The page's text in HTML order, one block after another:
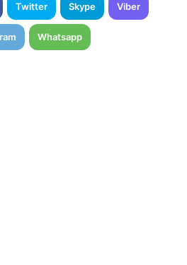
Twitter Skype Viber
Whatsapp